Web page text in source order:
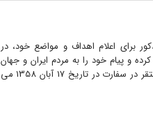
برای اعلام اهداف و مواضع خود، در
و پیام خود را به مردم ایران و جهان
می‌رساندند. متنی که در ذیل به حضورتان تقدیم می‌گردد، مصاحبه مطبوعاتی دانشجویان مستقر در سفارت در تاریخ 17 آبان 1358 می